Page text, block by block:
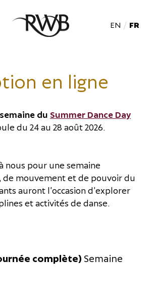
EN FR
en ligne
du Summer Dance Day
du 24 au 28 août 2026.
nous pour une semaine
de mouvement et de pouvoir du
auront l’occasion d’explorer
et activités de danse.
complète) Semaine